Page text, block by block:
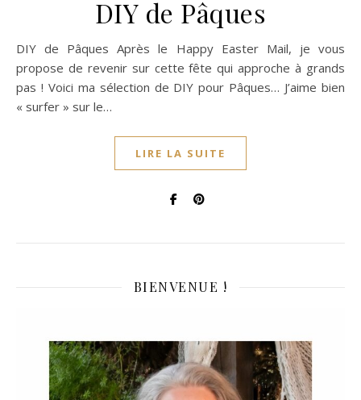
DIY de Pâques
DIY de Pâques Après le Happy Easter Mail, je vous
propose de revenir sur cette fête qui approche à grands
pas ! Voici ma sélection de DIY pour Pâques… J’aime bien
« surfer » sur le…
LIRE LA SUITE
BIENVENUE !